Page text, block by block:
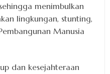
menimbulkan
lingkungan, stunting,
Manusia
dan kesejahteraan